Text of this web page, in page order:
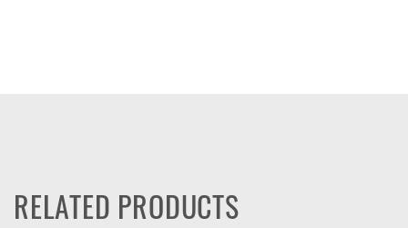
RELATED PRODUCTS